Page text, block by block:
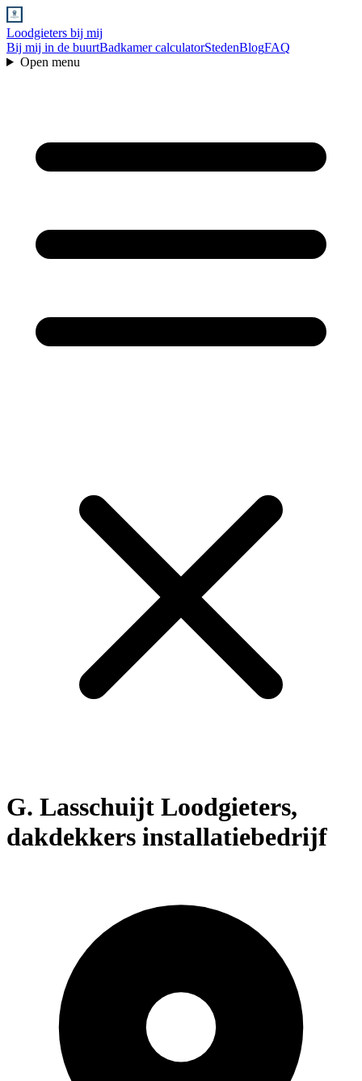
Loodgieters bij mij
Bij mij in de buurtBadkamer calculatorStedenBlogFAQ
Open menu
G. Lasschuijt Loodgieters,
dakdekkers installatiebedrijf